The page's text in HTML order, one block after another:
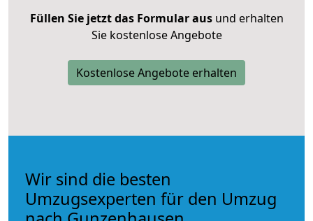
Füllen Sie jetzt das Formular ausund erhalten
Sie kostenlose Angebote
Kostenlose Angebote erhalten
Wir sind die besten
Umzugsexperten für den Umzug